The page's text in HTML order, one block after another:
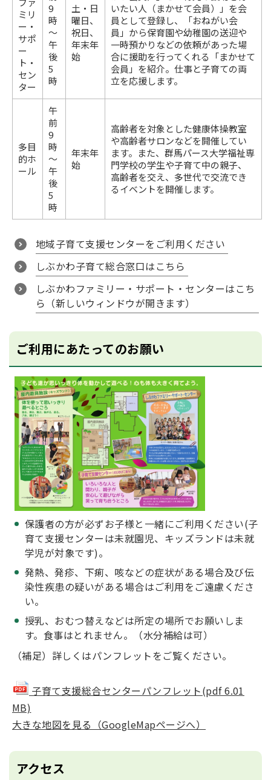
ミリ
ー・
サポ
ー
ト・
セン
ター
9
時
～
午
後
5
時
土・日
曜日、
祝日、
年末年
始
いたい人（まかせて会員）」を会
員として登録し、「おねがい会
員」から保育園や幼稚園の送迎や
一時預かりなどの依頼があった場
合に援助を行ってくれる「まかせて
会員」を紹介。仕事と子育ての両
立を応援します。
多目
的ホ
ール
午
前
9
時
～
午
後
5
時
年末年
始
高齢者を対象とした健康体操教室
や高齢者サロンなどを開催してい
ます。また、群馬パース大学福祉専
門学校の学生や子育て中の親子、
高齢者を交え、多世代で交流でき
るイベントを開催します。
地域子育て支援センターをご利用ください
しぶかわ子育て総合窓口はこちら
しぶかわファミリー・サポート・センターはこち
ら（新しいウィンドウが開きます）
ご利用にあたってのお願い
保護者の方が必ずお子様と一緒にご利用ください(子
育て支援センターは未就園児、キッズランドは未就
学児が対象です)。
発熱、発疹、下痢、咳などの症状がある場合及び伝
染性疾患の疑いがある場合はご利用をご遠慮くださ
い。
授乳、おむつ替えなどは所定の場所でお願いしま
す。食事はとれません。（水分補給は可）
（補足）詳しくはパンフレットをご覧ください。
子育て支援総合センターパンフレット(pdf 6.01
MB)
大きな地図を見る（GoogleMapページへ）
アクセス